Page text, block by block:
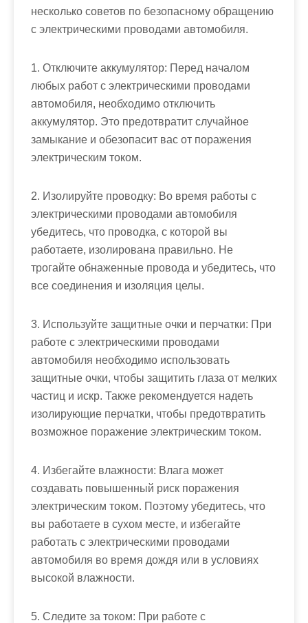
несколько советов по безопасному обращению
с электрическими проводами автомобиля.
1. Отключите аккумулятор: Перед началом
любых работ с электрическими проводами
автомобиля, необходимо отключить
аккумулятор. Это предотвратит случайное
замыкание и обезопасит вас от поражения
электрическим током.
2. Изолируйте проводку: Во время работы с
электрическими проводами автомобиля
убедитесь, что проводка, с которой вы
работаете, изолирована правильно. Не
трогайте обнаженные провода и убедитесь, что
все соединения и изоляция целы.
3. Используйте защитные очки и перчатки: При
работе с электрическими проводами
автомобиля необходимо использовать
защитные очки, чтобы защитить глаза от мелких
частиц и искр. Также рекомендуется надеть
изолирующие перчатки, чтобы предотвратить
возможное поражение электрическим током.
4. Избегайте влажности: Влага может
создавать повышенный риск поражения
электрическим током. Поэтому убедитесь, что
вы работаете в сухом месте, и избегайте
работать с электрическими проводами
автомобиля во время дождя или в условиях
высокой влажности.
5. Следите за током: При работе с